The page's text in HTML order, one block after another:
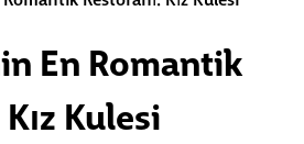
En Romantik
Kulesi